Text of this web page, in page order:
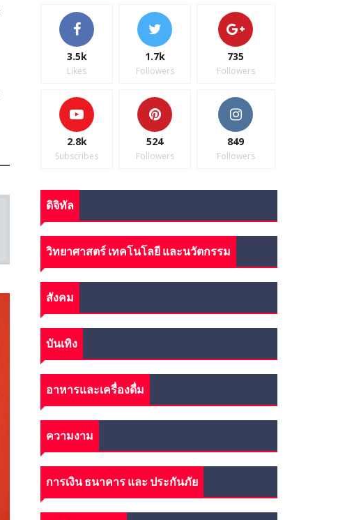
3.5k
Likes
1.7k
Followers
735
Followers
2.8k
Subscribes
524
Followers
849
Followers
ดิจิทัล
วิทยาศาสตร์ เทคโนโลยี และนวัตกรรม
สังคม
บันเทิง
อาหารและเครื่องดื่ม
ความงาม
การเงิน ธนาคาร และ ประกันภัย